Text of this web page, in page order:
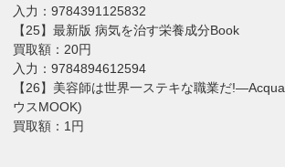
入力：9784391125832
【25】最新版 病気を治す栄養成分Book
買取額：20円
入力：9784894612594
【26】美容師は世界一ステキな職業だ
ウスMOOK)
買取額：1円